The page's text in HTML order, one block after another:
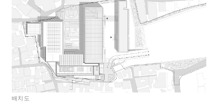
배치도